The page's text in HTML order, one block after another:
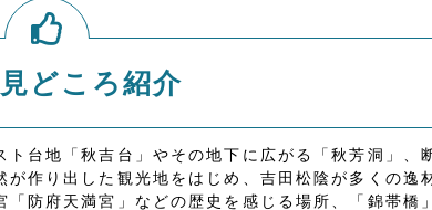
どころ紹介
台地「秋吉台」やその地下に広がる「秋芳洞」、
作り出した観光地をはじめ、吉田松陰が多くの逸
防府天満宮」などの歴史を感じる場所、「錦帯橋